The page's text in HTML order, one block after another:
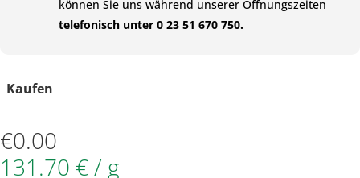
können Sie uns während unserer Öffnungszeiten
telefonisch unter 0 23 51 670 750.
Kaufen
€0.00
131.70 € / g